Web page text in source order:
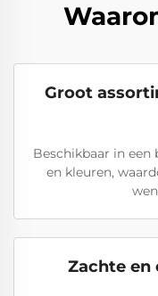
Groot
Beschikbaar in
en kleuren,
Zachte